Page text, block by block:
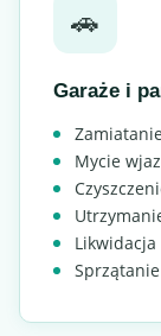
🚗
Garaże i
Mycie